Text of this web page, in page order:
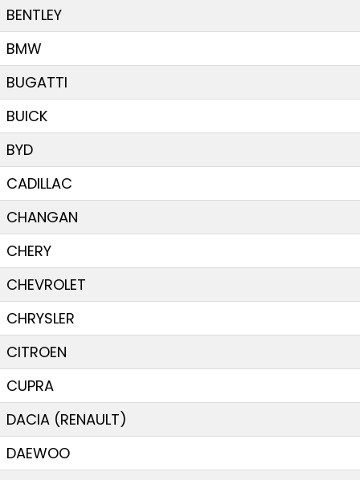
BENTLEY
BMW
BUGATTI
BUICK
BYD
CADILLAC
CHANGAN
CHERY
CHEVROLET
CHRYSLER
CITROEN
CUPRA
DACIA (RENAULT)
DAEWOO